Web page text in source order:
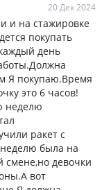
20 Дек 2024
и на стажировке
покупать
день
Я покупаю.Время
это 6 часов!
неделю
ракет с
была на
смене,но девочки
вот